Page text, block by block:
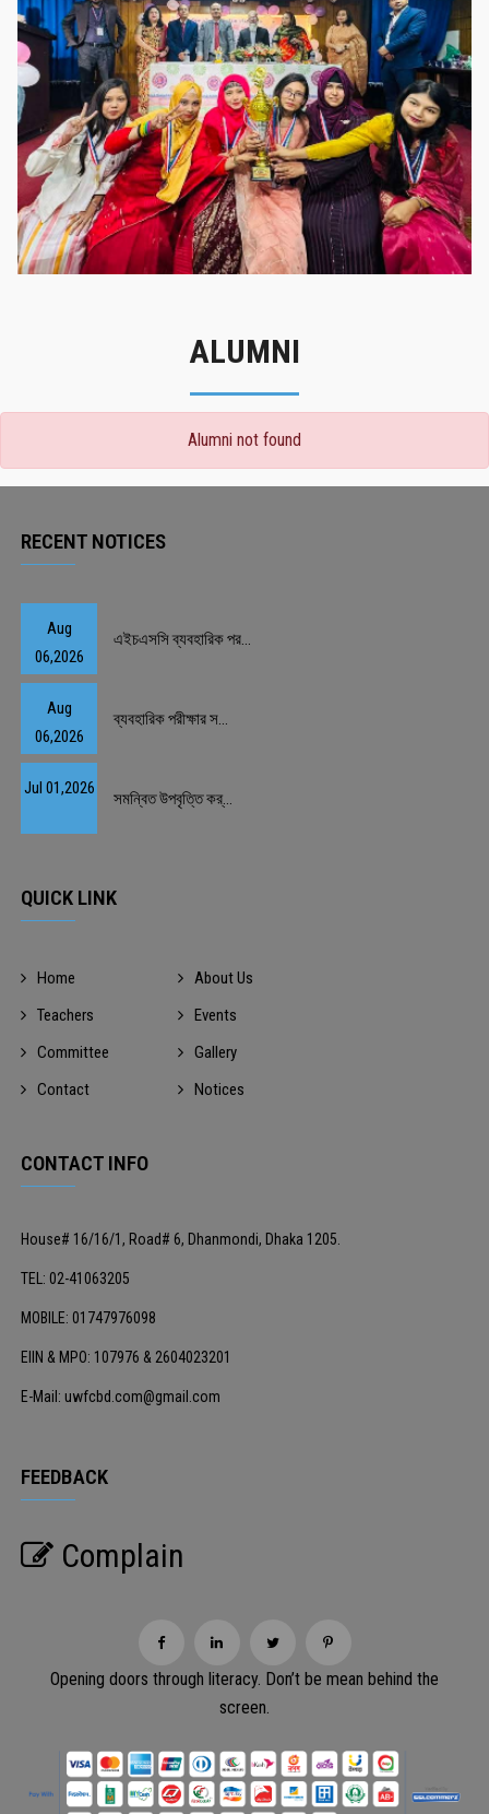
গৌরবের মুহূর্ত
গৌরবের মুহূর্ত
ALUMNI
Alumni not found
RECENT NOTICES
Aug
06,2026
এইচএসসি ব্যবহারিক পর...
Aug
06,2026
ব্যবহারিক পরীক্ষার স...
Jul 01,2026
সমন্বিত উপবৃত্তি কর্...
QUICK LINK
Home
About Us
Teachers
Events
Committee
Gallery
Contact
Notices
CONTACT INFO
House# 16/16/1, Road# 6, Dhanmondi, Dhaka 1205.
TEL: 02-41063205
MOBILE: 01747976098
EIIN & MPO: 107976 & 2604023201
E-Mail: uwfcbd.com@gmail.com
FEEDBACK
Complain
Opening doors through literacy. Don’t be mean behind the
screen.